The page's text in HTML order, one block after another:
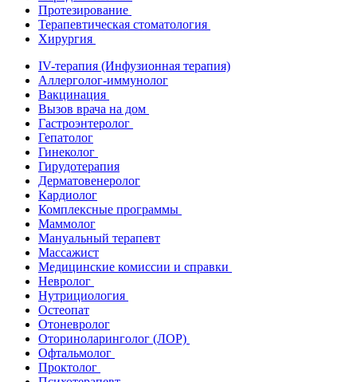
Протезирование
Терапевтическая стоматология
Хирургия
IV-терапия (Инфузионная терапия)
Аллерголог-иммунолог
Вакцинация
Вызов врача на дом
Гастроэнтеролог
Гепатолог
Гинеколог
Гирудотерапия
Дерматовенеролог
Кардиолог
Комплексные программы
Маммолог
Мануальный терапевт
Массажист
Медицинские комиссии и справки
Невролог
Нутрициология
Остеопат
Отоневролог
Оториноларинголог (ЛОР)
Офтальмолог
Проктолог